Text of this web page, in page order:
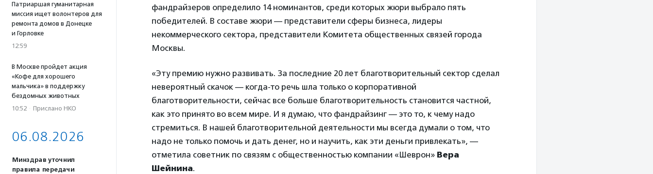
Патриаршая гуманитарная
миссия ищет волонтеров для
ремонта домов в Донецке
и Горловке
12:59
В Москве пройдет акция
«Кофе для хорошего
мальчика» в поддержку
бездомных животных
10:52 · Прислано НКО
06.08.2026
Минздрав уточнил
правила передачи
фандрайзеров определило 14 номинантов, среди которых жюри выбрало пять
победителей. В составе жюри — представители сферы бизнеса, лидеры
некоммерческого сектора, представители Комитета общественных связей города
Москвы.
«Эту премию нужно развивать. За последние 20 лет благотворительный сектор сделал
невероятный скачок — когда-то речь шла только о корпоративной
благотворительности, сейчас все больше благотворительность становится частной,
как это принято во всем мире. И я думаю, что фандрайзинг — это то, к чему надо
стремиться. В нашей благотворительной деятельности мы всегда думали о том, что
надо не только помочь и дать денег, но и научить, как эти деньги привлекать», —
отметила советник по связям с общественностью компании «Шеврон» Вера
Шейнина.